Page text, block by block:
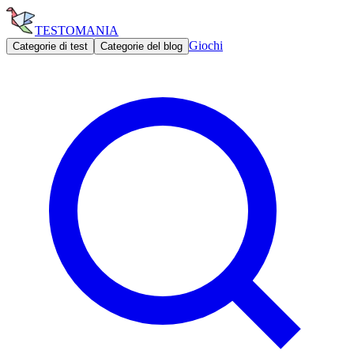
TESTOMANIA
Categorie di test Categorie del blog Giochi